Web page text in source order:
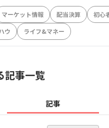
マーケット情報 配当決算
初心
ウ ライフ&マネー
記事一覧
記事